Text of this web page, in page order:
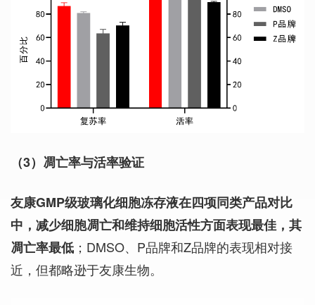
（3） 凋亡率与活率验证
友康GMP级玻璃化细胞冻存液在四项同类产品对比
中，减少细胞凋亡和维持细胞活性方面表现最佳，其
凋亡率最低 ；DMSO、P品牌和Z品牌的表现相对接
近，但都略逊于友康生物。